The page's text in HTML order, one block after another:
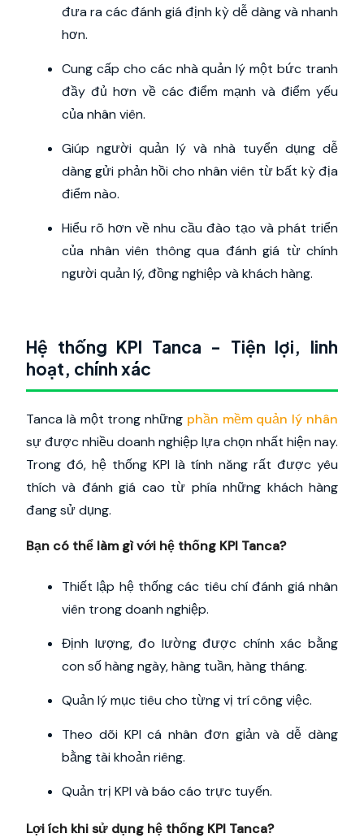
đưa ra các đánh giá định kỳ dễ dàng và nhanh
hơn.
Cung cấp cho các nhà quản lý một bức tranh
đầy đủ hơn về các điểm mạnh và điểm yếu
của nhân viên.
Giúp người quản lý và nhà tuyển dụng dễ
dàng gửi phản hồi cho nhân viên từ bất kỳ địa
điểm nào.
Hiểu rõ hơn về nhu cầu đào tạo và phát triển
của nhân viên thông qua đánh giá từ chính
người quản lý, đồng nghiệp và khách hàng.
Hệ thống KPI Tanca - Tiện lợi, linh
hoạt, chính xác
Tanca là một trong những phần mềm quản lý nhân
sự được nhiều doanh nghiệp lựa chọn nhất hiện nay.
Trong đó, hệ thống KPI là tính năng rất được yêu
thích và đánh giá cao từ phía những khách hàng
đang sử dụng.
Bạn có thể làm gì với hệ thống KPI Tanca?
Thiết lập hệ thống các tiêu chí đánh giá nhân
viên trong doanh nghiệp.
Định lượng, đo lường được chính xác bằng
con số hàng ngày, hàng tuần, hàng tháng.
Quản lý mục tiêu cho từng vị trí công việc.
Theo dõi KPI cá nhân đơn giản và dễ dàng
bằng tài khoản riêng.
Quản trị KPI và báo cáo trực tuyến.
Lợi ích khi sử dụng hệ thống KPI Tanca?